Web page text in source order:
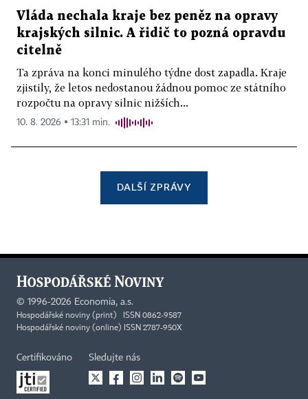
Vláda nechala kraje bez peněz na opravy
krajských silnic. A řidič to pozná opravdu
citelně
Ta zpráva na konci minulého týdne dost zapadla. Kraje
zjistily, že letos nedostanou žádnou pomoc ze státního
rozpočtu na opravy silnic nižších...
10. 8. 2026 ▪ 13:31 min.
DALŠÍ ZPRÁVY
© 1996-2026 Economia, a.s.
Hospodářské noviny (print) ISSN 0862-9587
Hospodářské noviny (online) ISSN 2787-950X
Certifikováno Sledujte nás